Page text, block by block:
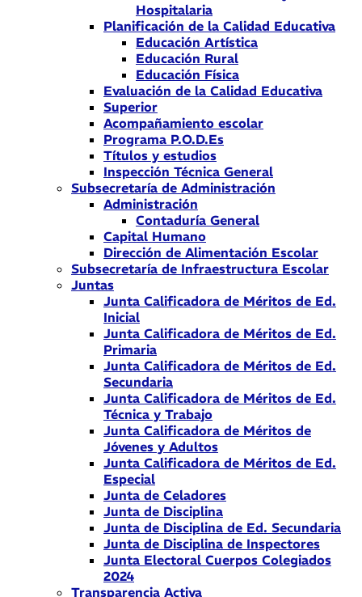
Hospitalaria
Planificación de la Calidad Educativa
Educación Artística
Educación Rural
Educación Física
Evaluación de la Calidad Educativa
Superior
Acompañamiento escolar
Programa P.O.D.Es
Títulos y estudios
Inspección Técnica General
Subsecretaría de Administración
Administración
Contaduría General
Capital Humano
Dirección de Alimentación Escolar
Subsecretaría de Infraestructura Escolar
Juntas
Junta Calificadora de Méritos de Ed.
Inicial
Junta Calificadora de Méritos de Ed.
Primaria
Junta Calificadora de Méritos de Ed.
Secundaria
Junta Calificadora de Méritos de Ed.
Técnica y Trabajo
Junta Calificadora de Méritos de
Jóvenes y Adultos
Junta Calificadora de Méritos de Ed.
Especial
Junta de Celadores
Junta de Disciplina
Junta de Disciplina de Ed. Secundaria
Junta de Disciplina de Inspectores
Junta Electoral Cuerpos Colegiados
2024
Transparencia Activa